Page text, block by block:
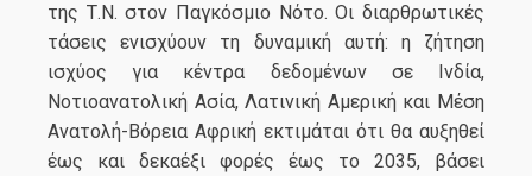
της Τ.Ν. στον Παγκόσμιο Νότο. Οι διαρθρωτικές
τάσεις ενισχύουν τη δυναμική αυτή: η ζήτηση
ισχύος για κέντρα δεδομένων σε Ινδία,
Νοτιοανατολική Ασία, Λατινική Αμερική και Μέση
Ανατολή-Βόρεια Αφρική εκτιμάται ότι θα αυξηθεί
έως και δεκαέξι φορές έως το 2035, βάσει